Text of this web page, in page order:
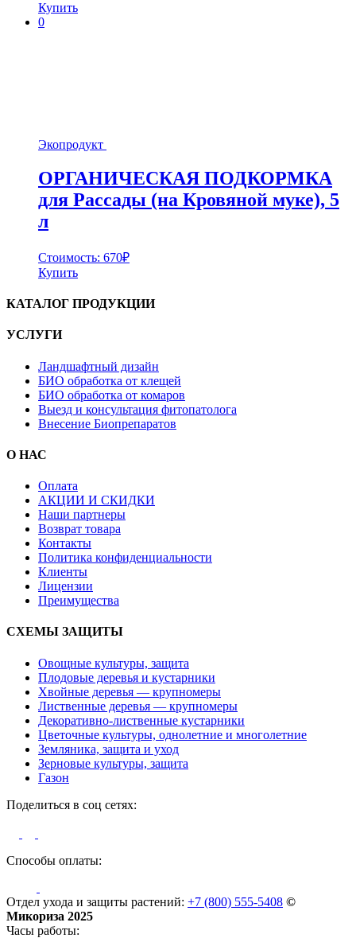
Купить
0
Экопродукт
ОРГАНИЧЕСКАЯ ПОДКОРМКА
для Рассады (на Кровяной муке), 5
л
Стоимость: 670₽
Купить
КАТАЛОГ ПРОДУКЦИИ
УСЛУГИ
Ландшафтный дизайн
БИО обработка от клещей
БИО обработка от комаров
Выезд и консультация фитопатолога
Внесение Биопрепаратов
О НАС
Оплата
АКЦИИ И СКИДКИ
Наши партнеры
Возврат товара
Контакты
Политика конфиденциальности
Клиенты
Лицензии
Преимущества
СХЕМЫ ЗАЩИТЫ
Овощные культуры, защита
Плодовые деревья и кустарники
Хвойные деревья — крупномеры
Лиственные деревья — крупномеры
Декоративно-лиственные кустарники
Цветочные культуры, однолетние и многолетние
Земляника, защита и уход
Зерновые культуры, защита
Газон
Поделиться в соц сетях:
Способы оплаты:
Отдел ухода и защиты растений: +7 (800) 555-5408 ©
Микориза 2025
Часы работы: